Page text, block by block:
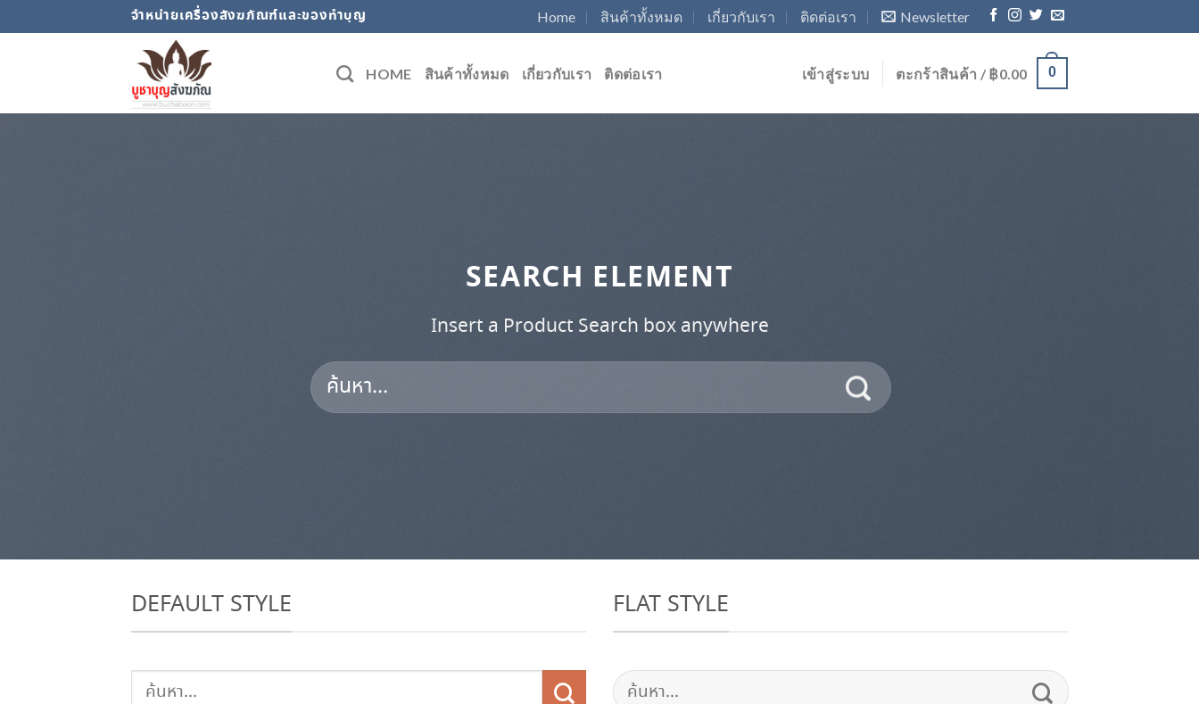
จำหน่ายเครื่องสังฆภัณฑ์และของทำบุญ Home สินค้าทั้งหมด เกี่ยวกับเรา ติดต่อเรา Newsletter
HOME สินค้าทั้งหมด เกี่ยวกับเรา ติดต่อเรา เข้าสู่ระบบ ตะกร้าสินค้า / ฿0.00 0
SEARCH ELEMENT
Insert a Product Search box anywhere
ค้นหา:
DEFAULT STYLE
ค้นหา:
FLAT STYLE
ค้นหา: